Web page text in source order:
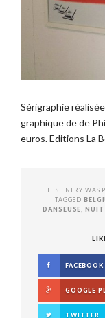
Sérigraphie
graphique de de
euros. Editions La
THIS ENTRY WAS
TAGGED
DANSEUSE, NUIT
FACEBOOK
GOOGLE
TWITTER